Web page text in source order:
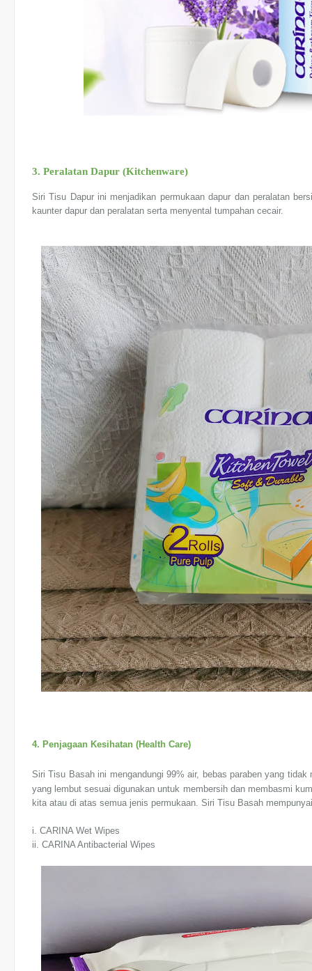
3. Peralatan Dapur (Kitchenware)
Siri Tisu Dapur ini menjadikan permukaan dapur dan peralatan
kaunter dapur dan peralatan serta menyental tumpahan cecair.
4. Penjagaan Kesihatan (Health Care)
Siri Tisu Basah ini mengandungi 99% air, bebas paraben yang
yang lembut sesuai digunakan untuk membersih dan membasmi
kita atau di atas semua jenis permukaan. Siri Tisu Basah
i. CARINA Wet Wipes
ii. CARINA Antibacterial Wipes